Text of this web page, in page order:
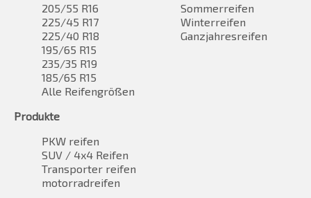
205/55 R16
225/45 R17
225/40 R18
195/65 R15
235/35 R19
185/65 R15
Alle Reifengrößen
Sommerreifen
Winterreifen
Ganzjahresreifen
Produkte
PKW reifen
SUV / 4x4 Reifen
Transporter reifen
motorradreifen